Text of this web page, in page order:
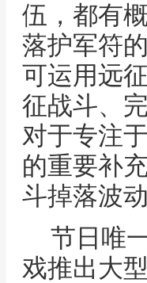
伍，都有
落护军符
可运用远
征战斗、
对于专注
的重要补
斗掉落波
节日唯
戏推出大